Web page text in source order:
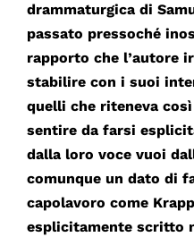
drammaturgica di
passato pressoché
rapporto che l’autore
stabilire con i suoi
quelli che riteneva
sentire da farsi
dalla loro voce vuoi
comunque un dato di
capolavoro come
esplicitamente scritto